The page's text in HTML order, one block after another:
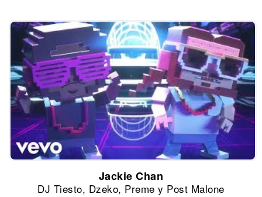
Jackie Chan
DJ Tiesto, Dzeko, Preme y Post Malone